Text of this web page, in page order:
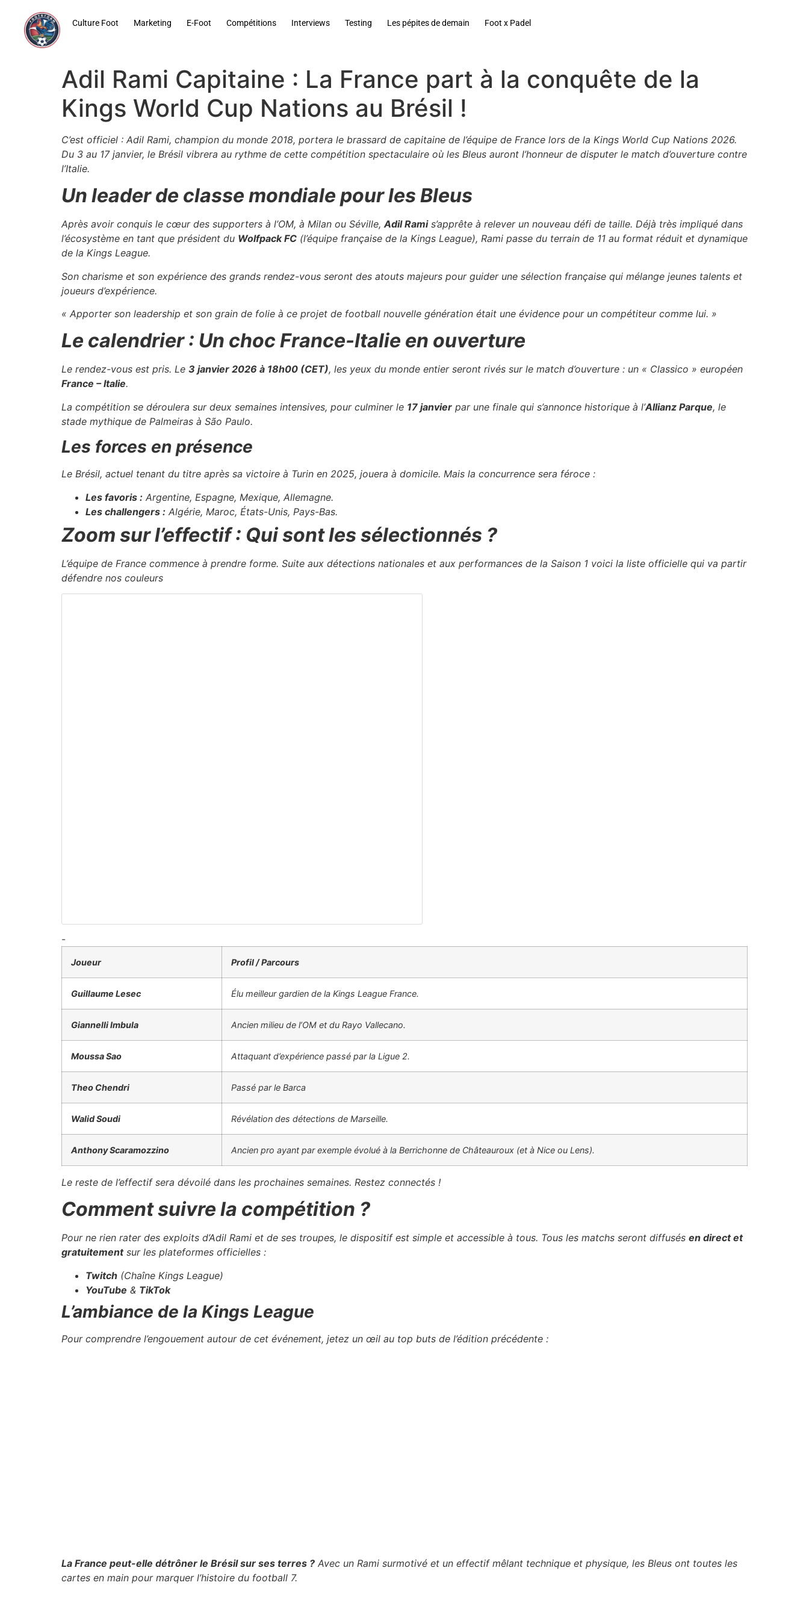
principal
Culture Foot Marketing E-Foot Compétitions Interviews Testing Les pépites de demain Foot x Padel
Adil Rami Capitaine : La France part à la conquête de la
Kings World Cup Nations au Brésil !
C’est officiel : Adil Rami, champion du monde 2018, portera le brassard de capitaine de l’équipe de France lors de la Kings World Cup Nations 2026.
Du 3 au 17 janvier, le Brésil vibrera au rythme de cette compétition spectaculaire où les Bleus auront l’honneur de disputer le match d’ouverture contre
l’Italie.
Un leader de classe mondiale pour les Bleus
Après avoir conquis le cœur des supporters à l’OM, à Milan ou Séville,Adil Ramis’apprête à relever un nouveau défi de taille. Déjà très impliqué dans
l’écosystème en tant que président du Wolfpack FC (l’équipe française de la Kings League), Rami passe du terrain de 11 au format réduit et dynamique
de la Kings League.
Son charisme et son expérience des grands rendez-vous seront des atouts majeurs pour guider une sélection française qui mélange jeunes talents et
joueurs d’expérience.
« Apporter son leadership et son grain de folie à ce projet de football nouvelle génération était une évidence pour un compétiteur comme lui. »
Le calendrier : Un choc France-Italie en ouverture
Le rendez-vous est pris. Le 3 janvier 2026 à 18h00 (CET), les yeux du monde entier seront rivés sur le match d’ouverture : un « Classico » européen
France – Italie.
La compétition se déroulera sur deux semaines intensives, pour culminer le 17 janvier par une finale qui s’annonce historique à l’Allianz Parque, le
stade mythique de Palmeiras à São Paulo.
Les forces en présence
Le Brésil, actuel tenant du titre après sa victoire à Turin en 2025, jouera à domicile. Mais la concurrence sera féroce :
Les favoris : Argentine, Espagne, Mexique, Allemagne.
Les challengers : Algérie, Maroc, États-Unis, Pays-Bas.
Zoom sur l’effectif : Qui sont les sélectionnés ?
L’équipe de France commence à prendre forme. Suite aux détections nationales et aux performances de la Saison 1 voici la liste officielle qui va partir
défendre nos couleurs
-
Joueur Profil / Parcours
Guillaume Lesec Élu meilleur gardien de la Kings League France.
Giannelli Imbula Ancien milieu de l’OM et du Rayo Vallecano.
Moussa Sao Attaquant d’expérience passé par la Ligue 2.
Theo Chendri Passé par le Barca
Walid Soudi Révélation des détections de Marseille.
Anthony Scaramozzino Ancien pro ayant par exemple évolué à la Berrichonne de Châteauroux (et à Nice ou Lens).
Le reste de l’effectif sera dévoilé dans les prochaines semaines. Restez connectés !
Comment suivre la compétition ?
Pour ne rien rater des exploits d’Adil Rami et de ses troupes, le dispositif est simple et accessible à tous. Tous les matchs seront diffusés en direct et
gratuitementsur les plateformes officielles :
Twitch (Chaîne Kings League)
YouTube & TikTok
L’ambiance de la Kings League
Pour comprendre l’engouement autour de cet événement, jetez un œil au top buts de l’édition précédente :
La France peut-elle détrôner le Brésil sur ses terres ? Avec un Rami surmotivé et un effectif mêlant technique et physique, les Bleus ont toutes les
cartes en main pour marquer l’histoire du football 7.